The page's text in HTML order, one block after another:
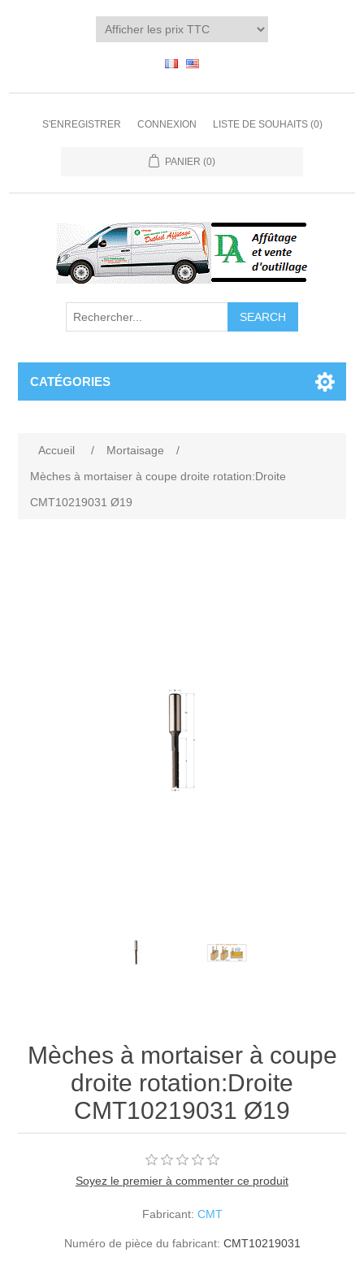
S'ENREGISTRER CONNEXION LISTE DE SOUHAITS (0)
PANIER (0)
CATÉGORIES
Accueil / Mortaisage
/
Mèches à mortaiser à coupe droite rotation:Droite
CMT10219031 Ø19
Mèches à mortaiser à coupe
droite rotation:Droite
CMT10219031 Ø19
Soyez le premier à commenter ce produit
Fabricant: CMT
Numéro de pièce du fabricant: CMT10219031